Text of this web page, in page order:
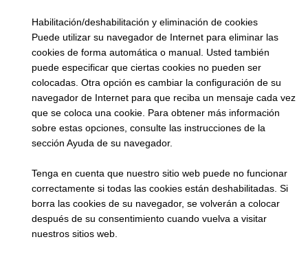
Habilitación/deshabilitación y eliminación de cookies
Puede utilizar su navegador de Internet para eliminar las
cookies de forma automática o manual. Usted también
puede especificar que ciertas cookies no pueden ser
colocadas. Otra opción es cambiar la configuración de su
navegador de Internet para que reciba un mensaje cada vez
que se coloca una cookie. Para obtener más información
sobre estas opciones, consulte las instrucciones de la
sección Ayuda de su navegador.
Tenga en cuenta que nuestro sitio web puede no funcionar
correctamente si todas las cookies están deshabilitadas. Si
borra las cookies de su navegador, se volverán a colocar
después de su consentimiento cuando vuelva a visitar
nuestros sitios web.